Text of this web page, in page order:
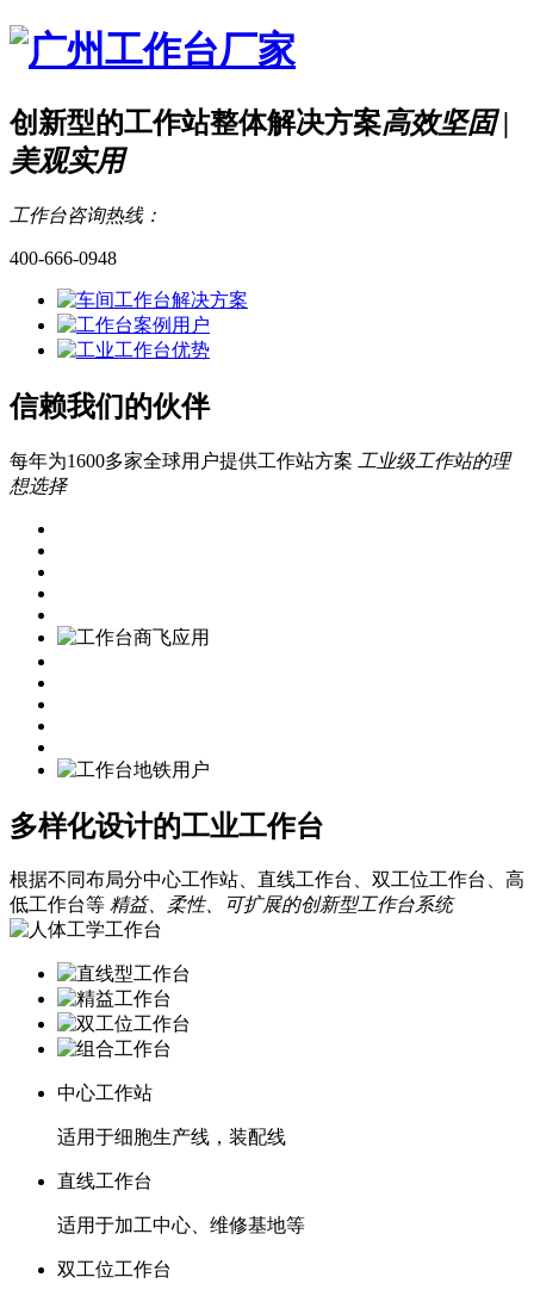
创新型的工作站整体解决方案高效坚固 |
美观实用
工作台咨询热线：
400-666-0948
信赖我们的伙伴
每年为1600多家全球用户提供工作站方案 工业级工作站的理
想选择
多样化设计的工业工作台
根据不同布局分中心工作站、直线工作台、双工位工作台、高
低工作台等 精益、柔性、可扩展的创新型工作台系统
中心工作站
适用于细胞生产线，装配线
直线工作台
适用于加工中心、维修基地等
双工位工作台